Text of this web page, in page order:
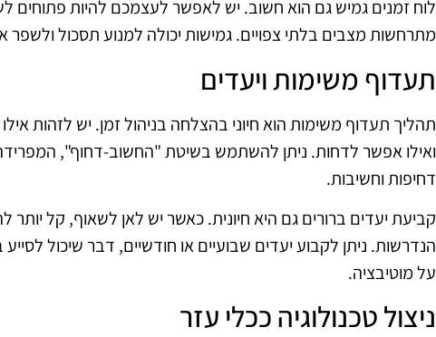
לוח זמנים גמיש גם הוא חשוב. יש לאפשר לעצמכם להיות פתוחים
מתרחשות מצבים בלתי צפויים. גמישות יכולה למנוע תסכול
תעדוף משימות ויעדים
תהליך תעדוף משימות הוא חיוני בהצלחה בניהול זמן. יש לזהות
ואילו אפשר לדחות. ניתן להשתמש בשיטת "החשוב-דחוף", המפרידה
דחיפות וחשיבות.
קביעת יעדים ברורים גם היא חיונית. כאשר יש לאן לשאוף, קל
הנדרשות. ניתן לקבוע יעדים שבועיים או חודשיים, דבר שיכול
על מוטיבציה.
ניצול טכנולוגיה ככלי עזר